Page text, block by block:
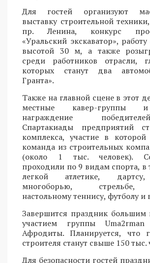
Для гостей организуют
выставку строительной
пр. Ленина, конкурс
«Уральский экскаватор»,
высотой 30 м, а также
среди работников отрасли,
которых станут два
Гранта».
Также на главной сцене в этот
местные кавер-группы
награждение
Спартакиады предприятий
комплекса, участие в
команда из строительных
(около 1 тыс. человек).
проходили по 9 видам спорта, в
легкой атлетике,
многоборью, стрельбе,
настольному теннису, футболу и
Завершится праздник большим
участием группы
Афродиты. Планируется, что
строителя станут свыше 150 тыс.
Для безопасности гостей